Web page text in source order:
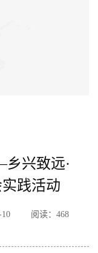
兴致远·
践活动
阅读： 468